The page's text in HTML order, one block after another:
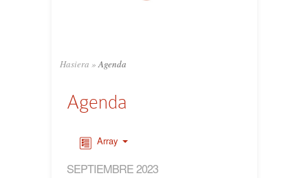
Hasiera » Agenda
Agenda
Array
SEPTIEMBRE 2023